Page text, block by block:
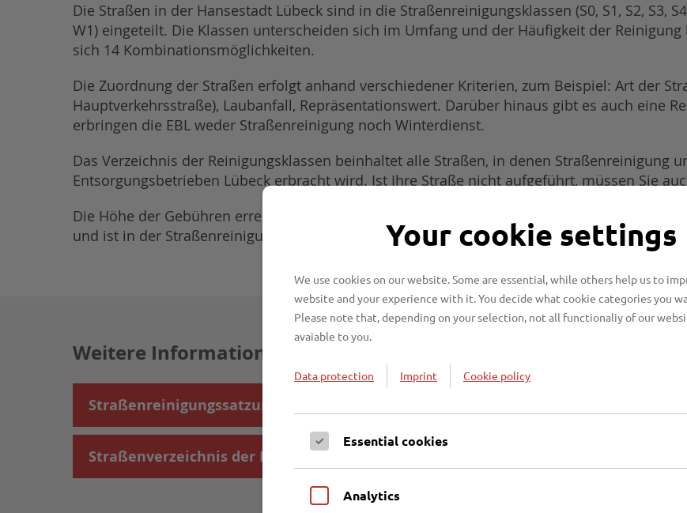
Die Straßen in der Hansestadt Lübeck sind in die Straßenreinigungsklassen (S0, S1, S2, S3,
W1) eingeteilt. Die Klassen unterscheiden sich im Umfang und der Häufigkeit der
sich 14 Kombinationsmöglichkeiten.
Die Zuordnung der Straßen erfolgt anhand verschiedener Kriterien, zum Beispiel: Art der
Hauptverkehrsstraße), Laubanfall, Repräsentationswert. Darüber hinaus gibt es auch eine
erbringen die EBL weder Straßenreinigung noch Winterdienst.
Das Verzeichnis der Reinigungsklassen beinhaltet alle Straßen, in denen Straßenreinigung
Entsorgungsbetrieben Lübeck erbracht wird. Ist Ihre Straße nicht aufgeführt, müssen Sie
Die Höhe der Gebühren errechnet sich aus den Reinigungsklassen, Winterdienstklassen
und ist in der Straßenreinigungssatzung festgeschrieben.
Weitere Informationen
Straßenreinigungssatzung
Straßenverzeichnis der Reinigungsklassen
Your cookie settings
We use cookies on our website. Some are essential, while others help us to
website and your experience with it. You decide what cookie categories you
Please note that, depending on your selection, not all functionaliy of our
avaiable to you.
Data protection Imprint Cookie policy
Essential cookies
Analytics